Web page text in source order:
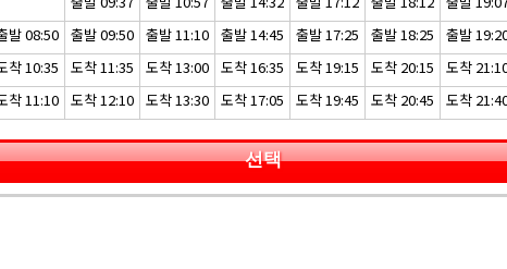
발 08:50 출발 09:50 출발 11:10 출발 14:45 출발 17:25 출발 18:25 출발
착 10:35 도착 11:35 도착 13:00 도착 16:35 도착 19:15 도착 20:15 도착
착 11:10 도착 12:10 도착 13:30 도착 17:05 도착 19:45 도착 20:45 도착
선택